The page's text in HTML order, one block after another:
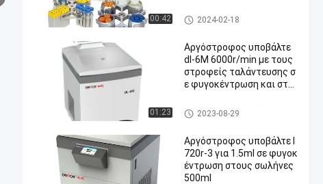
00:42
ντρική φυγοκεντρική φυ
γοκεντρική φυγοκεντρικ
τρική φυγοκεντρική φυγ
οκεντρική φυγοκεντρική
φυγοκεντρική φυγοκεντ
ρική φυγοκεντρική φυγο
φυγοκεντρική φυγοκεντ
κεντρική φυγοκεντρική
φυγοκεντρική φυγοκεντ
ρική φυγοκεντρική φυγο
κεντρική φυγοκεντρική
Αργόστροφος υποβάλτε σε φ
υγοκέντρωση
2024-02-18
01:23
Αργόστροφος υποβάλτε
dl-6M 6000r/min με τους
στροφείς ταλάντευσης σ
ε φυγοκέντρωση και στρ
ς
Αργόστροφος υποβάλτε σε φ
υγοκέντρωση
2023-08-29
Αργόστροφος υποβάλτε l
720r-3 για 1.5ml σε φυγοκ
έντρωση στους σωλήνες
500ml